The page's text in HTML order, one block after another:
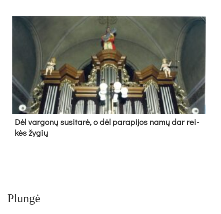
Dėl var­go­nų su­si­ta­rė, o dėl pa­ra­pi­jos na­mų dar rei­
kės žy­gių
Plungė